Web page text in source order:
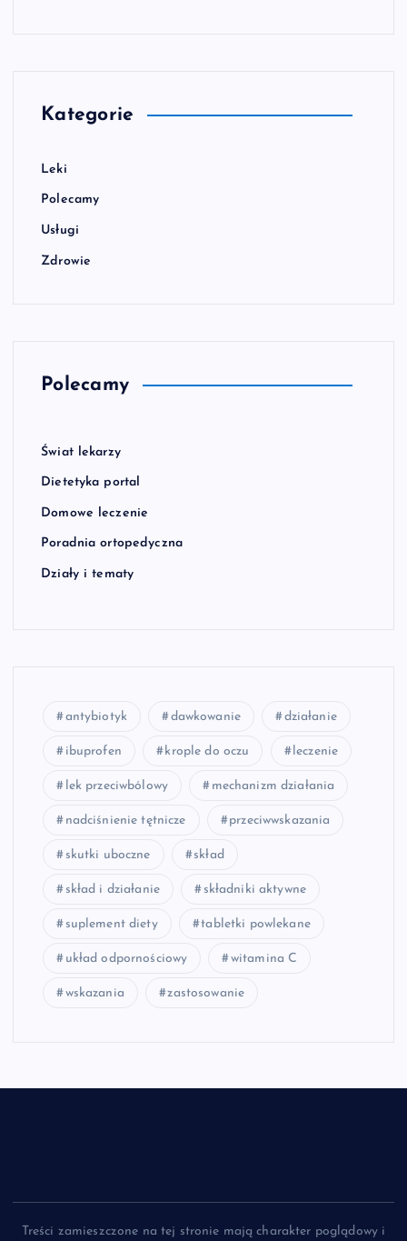
Kategorie
Leki
Polecamy
Usługi
Zdrowie
Polecamy
Świat lekarzy
Dietetyka portal
Domowe leczenie
Poradnia ortopedyczna
Działy i tematy
antybiotyk dawkowanie działanie
ibuprofen krople do oczu leczenie
lek przeciwbólowy mechanizm działania
nadciśnienie tętnicze przeciwwskazania
skutki uboczne skład
skład i działanie składniki aktywne
suplement diety tabletki powlekane
układ odpornościowy witamina C
wskazania zastosowanie
Treści zamieszczone na tej stronie mają charakter poglądowy i